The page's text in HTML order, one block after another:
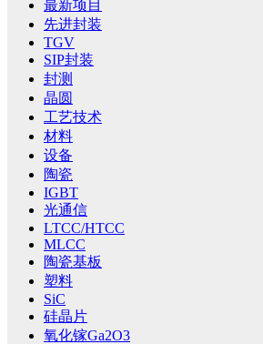
最新项目
先进封装
TGV
SIP封装
封测
晶圆
工艺技术
材料
设备
陶瓷
IGBT
光通信
LTCC/HTCC
MLCC
陶瓷基板
塑料
SiC
硅晶片
氧化镓Ga2O3